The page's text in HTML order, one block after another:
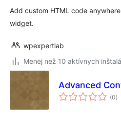
Add custom HTML code
widget.
wpexpertlab
Menej než 10 aktívnych
Advanced
(0)